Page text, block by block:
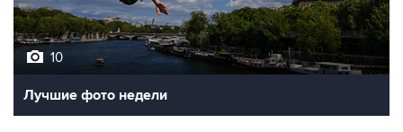
10
Лучшие фото недели